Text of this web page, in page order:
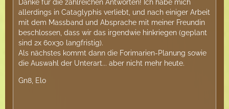
Danke für die zahlreichen Antworten! Ich habe mich
allerdings in Cataglyphis verliebt, und nach einiger Arbeit
mit dem Massband und Absprache mit meiner Freundin
beschlossen, dass wir das irgendwie hinkriegen (geplant
sind 2x 60x30 langfristig).
Als nächstes kommt dann die Forimarien-Planung sowie
die Auswahl der Unterart... aber nicht mehr heute.
Gn8, Elo